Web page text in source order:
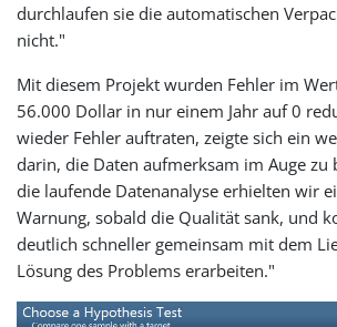
durchlaufen sie die automatischen
nicht."
Mit diesem Projekt wurden Fehler im
56.000 Dollar in nur einem Jahr auf 0
wieder Fehler auftraten, zeigte sich ein
darin, die Daten aufmerksam im Auge zu
die laufende Datenanalyse erhielten wir
Warnung, sobald die Qualität sank, und
deutlich schneller gemeinsam mit dem
Lösung des Problems erarbeiten."